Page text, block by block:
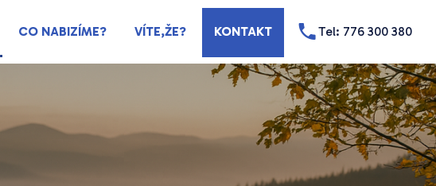
CO NABIZÍME? VÍTE,ŽE? KONTAKT Tel: 776 300 380